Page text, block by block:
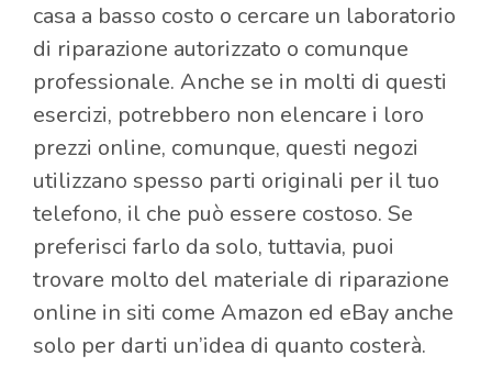
casa a basso costo o cercare un laboratorio
di riparazione autorizzato o comunque
professionale. Anche se in molti di questi
esercizi, potrebbero non elencare i loro
prezzi online, comunque, questi negozi
utilizzano spesso parti originali per il tuo
telefono, il che può essere costoso. Se
preferisci farlo da solo, tuttavia, puoi
trovare molto del materiale di riparazione
online in siti come Amazon ed eBay anche
solo per darti un’idea di quanto costerà.